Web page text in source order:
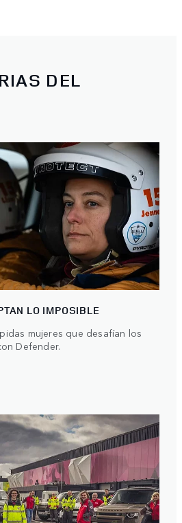
DEL
LO IMPOSIBLE
mujeres que desafían los
Defender.